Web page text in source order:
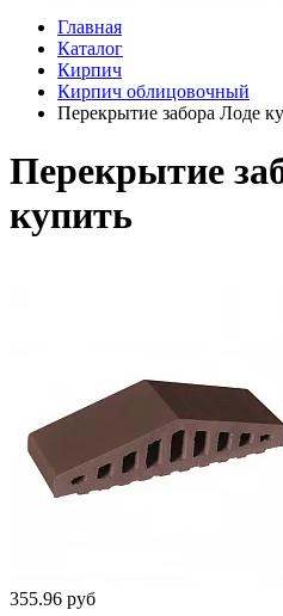
Главная
Каталог
Кирпич
Кирпич облицовочный
Перекрытие забора Лоде
Перекрытие
купить
355.96 руб